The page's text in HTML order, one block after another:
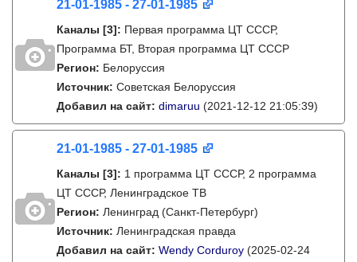
21-01-1985 - 27-01-1985
Каналы [3]: Первая программа ЦТ СССР,
Программа БТ, Вторая программа ЦТ СССР
Регион: Белоруссия
Источник: Советская Белоруссия
Добавил на сайт: dimaruu (2021-12-12 21:05:39)
21-01-1985 - 27-01-1985
Каналы [3]: 1 программа ЦТ СССР, 2 программа
ЦТ СССР, Ленинградское ТВ
Регион: Ленинград (Санкт-Петербург)
Источник: Ленинградская правда
Добавил на сайт: Wendy Corduroy (2025-02-24